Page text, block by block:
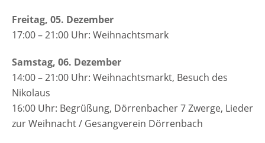
Freitag, 05. Dezember
17:00 – 21:00 Uhr: Weihnachtsmark
Samstag, 06. Dezember
14:00 – 21:00 Uhr: Weihnachtsmarkt, Besuch des
Nikolaus
16:00 Uhr: Begrüßung, Dörrenbacher 7 Zwerge, Lieder
zur Weihnacht / Gesangverein Dörrenbach